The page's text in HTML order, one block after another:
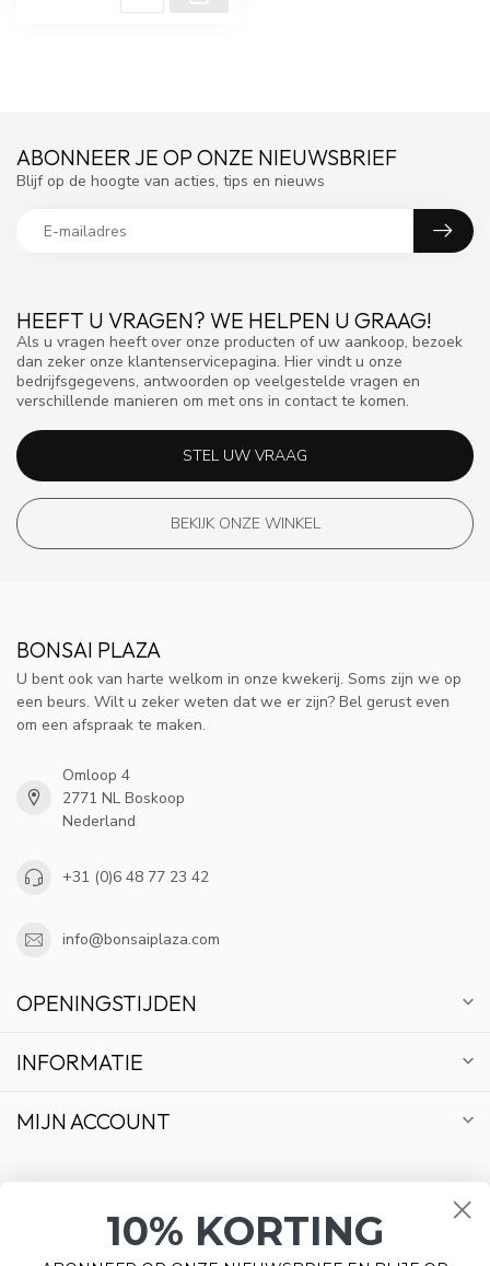
HEEFT U VRAGEN? WE HELPEN U GRAAG!
Als u vragen heeft over onze producten of uw aankoop, bezoek
dan zeker onze klantenservicepagina. Hier vindt u onze
bedrijfsgegevens, antwoorden op veelgestelde vragen en
verschillende manieren om met ons in contact te komen.
STEL UW VRAAG
BEKIJK ONZE WINKEL
ABONNEER JE OP ONZE NIEUWSBRIEF
Blijf op de hoogte van acties, tips en nieuws
BONSAI PLAZA
U bent ook van harte welkom in onze kwekerij. Soms zijn we op
een beurs. Wilt u zeker weten dat we er zijn? Bel gerust even
om een afspraak te maken.
Omloop 4
2771 NL Boskoop
Nederland
+31 (0)6 48 77 23 42
info@bonsaiplaza.com
OPENINGSTIJDEN
INFORMATIE
MIJN ACCOUNT
10% KORTING